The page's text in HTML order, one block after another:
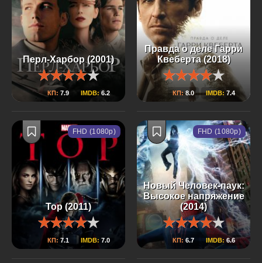
Перл-Харбор (2001)
КП: 7.9 IMDB: 6.2
Правда о деле Гарри
Квеберта (2018)
КП:8.0 IMDB: 7.4
Тор (2011)
КП: 7.1 IMDB: 7.0
FHD (1080p)
Новый Человек-паук:
Высокое напряжение
(2014)
КП: 6.7 IMDB: 6.6
FHD (1080p)